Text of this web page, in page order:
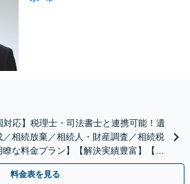
対応】税理士・司法書士と連携可能！遺
相続放棄／相続人・財産調査／相続税
な料金プラン】【解決実績豊富】【電
料金表を見る